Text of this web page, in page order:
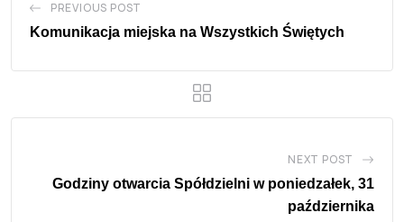
PREVIOUS POST
Komunikacja miejska na Wszystkich Świętych
NEXT POST
Godziny otwarcia Spółdzielni w poniedzałek, 31
października